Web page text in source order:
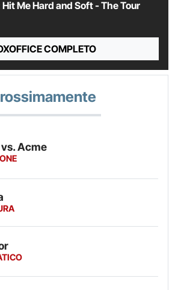
Me Hard and Soft - The Tour
COMPLETO
Acme